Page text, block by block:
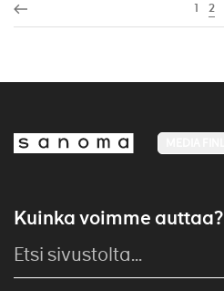
1 2
Kuinka voimme auttaa?